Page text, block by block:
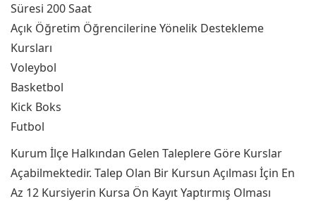
Süresi 200 Saat
Açık Öğretim Öğrencilerine Yönelik Destekleme
Kursları
Voleybol
Basketbol
Kick Boks
Futbol
Kurum İlçe Halkından Gelen Taleplere Göre Kurslar
Açabilmektedir. Talep Olan Bir Kursun Açılması İçin En
Az 12 Kursiyerin Kursa Ön Kayıt Yaptırmış Olması